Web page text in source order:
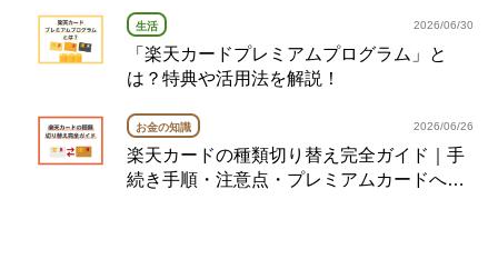
生活 2026/06/30
「楽天カードプレミアムプログラム」と
は？特典や活用法を解説！
お金の知識 2026/06/26
楽天カードの種類切り替え完全ガイド｜手
続き手順・注意点・プレミアムカードへの